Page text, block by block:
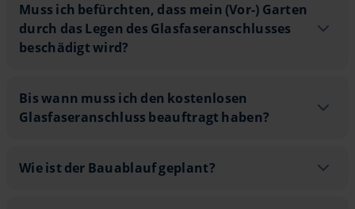
Muss ich befürchten, dass mein (Vor-) Garten
durch das Legen des Glasfaseranschlusses
beschädigt wird?
Bis wann muss ich den kostenlosen
Glasfaseranschluss beauftragt haben?
Wie ist der Bauablauf geplant?